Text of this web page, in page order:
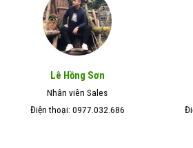
Lê Hồng Sơn
Nhân viên Sales
Điện thoại: 0977.032.686